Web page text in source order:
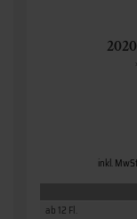
inkl.
ab 12 Fl.